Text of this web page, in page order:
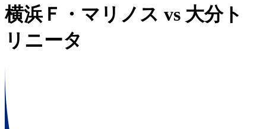
横浜Ｆ・マリノス vs 大分ト
リニータ